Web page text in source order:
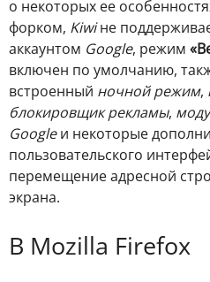
о некоторых ее
форком, Kiwiне
аккаунтом Google, режим
включен по умолчанию,
встроенный ночной режим,
блокировщик рекламы,
Googleи некоторые
пользовательского
перемещение адресной
экрана.
В Mozilla Firefox